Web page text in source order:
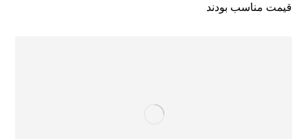
قیمت مناسب بودند